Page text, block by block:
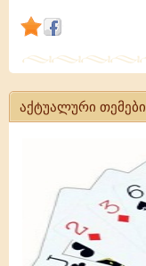
მას
ზრუნვა
აქტუალური თემები